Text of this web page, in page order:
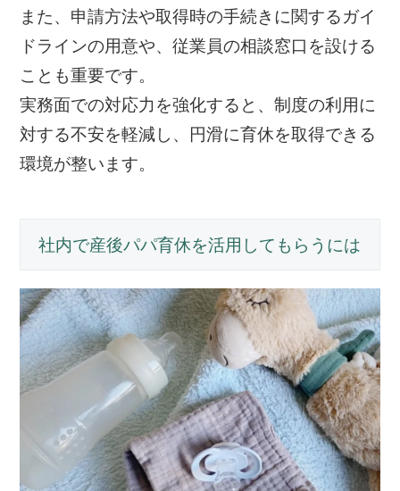
また、申請方法や取得時の手続きに関するガイ
ドラインの用意や、従業員の相談窓口を設ける
ことも重要です。
実務面での対応力を強化すると、制度の利用に
対する不安を軽減し、円滑に育休を取得できる
環境が整います。
社内で産後パパ育休を活用してもらうには